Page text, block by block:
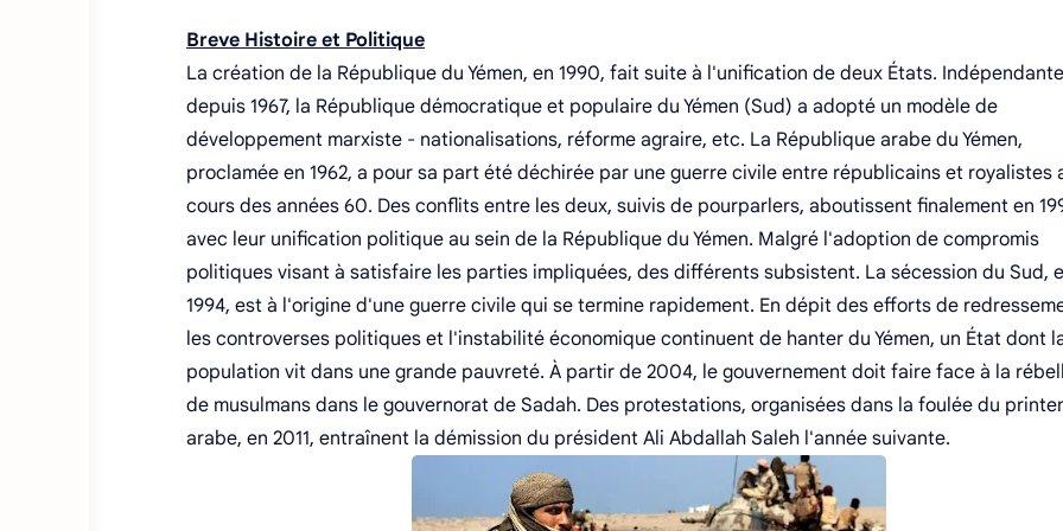
Breve Histoire et Politique
La création de la République du Yémen, en 1990, fait suite à l'unification de deux États. Indépendante
depuis 1967, la République démocratique et populaire du Yémen (Sud) a adopté un modèle de
développement marxiste - nationalisations, réforme agraire, etc. La République arabe du Yémen,
proclamée en 1962, a pour sa part été déchirée par une guerre civile entre républicains et royalistes
cours des années 60. Des conflits entre les deux, suivis de pourparlers, aboutissent finalement en
avec leur unification politique au sein de la République du Yémen. Malgré l'adoption de compromis
politiques visant à satisfaire les parties impliquées, des différents subsistent. La sécession du Sud,
1994, est à l'origine d'une guerre civile qui se termine rapidement. En dépit des efforts de
les controverses politiques et l'instabilité économique continuent de hanter du Yémen, un État dont
population vit dans une grande pauvreté. À partir de 2004, le gouvernement doit faire face à la
de musulmans dans le gouvernorat de Sadah. Des protestations, organisées dans la foulée du
arabe, en 2011, entraînent la démission du président Ali Abdallah Saleh l'année suivante.